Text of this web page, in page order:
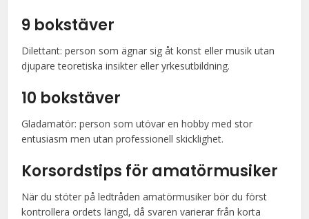
9 bokstäver
Dilettant: person som ägnar sig åt konst eller musik utan
djupare teoretiska insikter eller yrkesutbildning.
10 bokstäver
Gladamatör: person som utövar en hobby med stor
entusiasm men utan professionell skicklighet.
Korsordstips för amatörmusiker
När du stöter på ledtråden amatörmusiker bör du först
kontrollera ordets längd, då svaren varierar från korta